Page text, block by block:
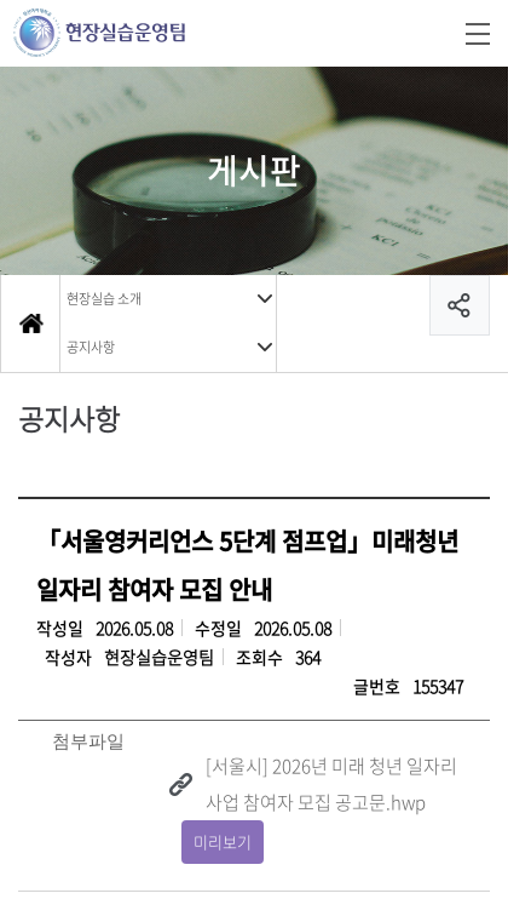
게시판
현장실습 소개
공지사항
공지사항
「서울영커리언스 5단계 점프업」미래청년
일자리 참여자 모집 안내
작성일 2026.05.08 수정일 2026.05.08
작성자 현장실습운영팀 조회수 364
글번호 155347
첨부파일
[서울시] 2026년 미래 청년 일자리
사업 참여자 모집 공고문.hwp
미리보기